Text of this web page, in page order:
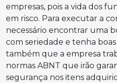
empresas, pois a vida dos
em risco. Para executar a
necessário encontrar uma
com seriedade e tenha boas
também que a empresa
normas ABNT que irão
segurança nos itens